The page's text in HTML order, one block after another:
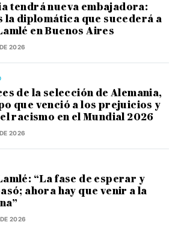
tendrá nueva embajadora:
la diplomática que sucederá a
en Buenos Aires
2026
de la selección de Alemania,
que venció a los prejuicios y
racismo en el Mundial 2026
2026
“La fase de esperar y
ahora hay que venir a la
2026